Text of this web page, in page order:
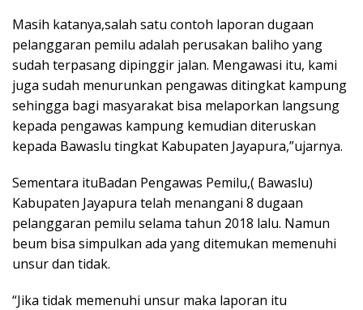
Masih katanya,salah satu contoh laporan dugaan
pelanggaran pemilu adalah perusakan baliho yang
sudah terpasang dipinggir jalan. Mengawasi itu, kami
juga sudah menurunkan pengawas ditingkat kampung
sehingga bagi masyarakat bisa melaporkan langsung
kepada pengawas kampung kemudian diteruskan
kepada Bawaslu tingkat Kabupaten Jayapura,”ujarnya.
Sementara ituBadan Pengawas Pemilu,( Bawaslu)
Kabupaten Jayapura telah menangani 8 dugaan
pelanggaran pemilu selama tahun 2018 lalu. Namun
beum bisa simpulkan ada yang ditemukan memenuhi
unsur dan tidak.
“Jika tidak memenuhi unsur maka laporan itu